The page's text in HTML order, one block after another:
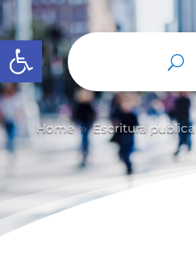
Abrir barra de herramientas
Home 9 Escritura publica